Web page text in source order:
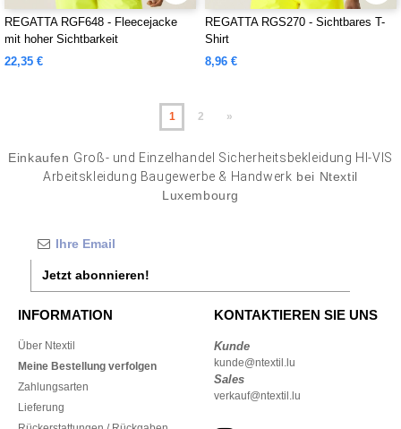
REGATTA RGF648 - Fleecejacke
mit hoher Sichtbarkeit
22,35 €
REGATTA RGS270 - Sichtbares T-
Shirt
8,96 €
1 2 »
Einkaufen Groß- und Einzelhandel Sicherheitsbekleidung HI-VIS
Arbeitskleidung Baugewerbe & Handwerk bei Ntextil
Luxembourg
Jetzt abonnieren!
INFORMATION
Über Ntextil
Meine Bestellung verfolgen
Zahlungsarten
Lieferung
KONTAKTIEREN SIE UNS
Kunde
kunde@ntextil.lu
Sales
verkauf@ntextil.lu